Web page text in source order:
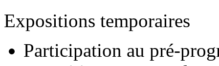
Expositions temporaires
Participation au pré-